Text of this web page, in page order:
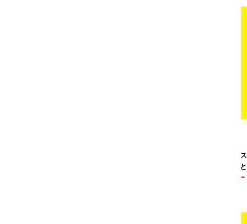
。ガソリンス
タンドや整備工場の既存インフラを活用すること
リー